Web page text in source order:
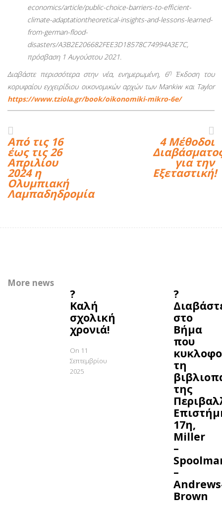
economics/article/public-choice-barriers-to-efficient-
climate-adaptationtheoretical-insights-and-les­sons-learned-
from-german-flood-
disasters/A3B2E206682FEE3D18578C74994A3E7C,
πρόσβαση 1 Αυγούστου 2021.
Διαβάστε περισσότερα στην νέα, ενημερωμένη, 6ηΈκδοση του
κορυφαίου εγχειρίδιου οικονομικών αρχών των Mankiw και Taylor
https://www.tziola.gr/book/oikonomiki-mikro-6e/
Aπό τις 16
έως τις 26
Απριλίου
2024 η
Ολυμπιακή
Λαμπαδηδρομία
4 Μέθοδοι
για την
Εξεταστική!
More news
?
Καλή
σχολική
χρονιά!
On 11
Σεπτεμβρίου
2025
?
στο
Βήμα
που
τη
της
17η,
Miller
–
–
Brown